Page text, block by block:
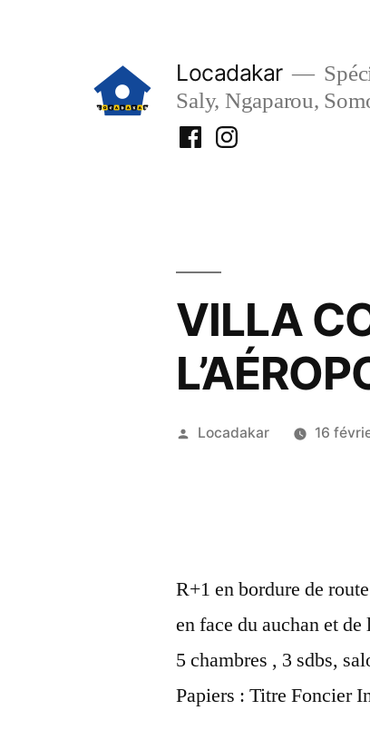
Locadakar
Saly, Ngaparou,
FacebookInstagram
VILLA
Publié
Locadakar 16
R+1 en bordure de
en face du auchan et
5 chambres , 3 sdbs,
Papiers : Titre Foncier